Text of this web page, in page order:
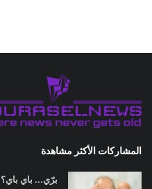
المشاركات الأكثر مشاهدة
برّي... باي